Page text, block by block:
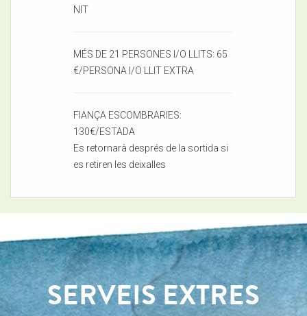
NIT
MÉS DE 21 PERSONES I/O LLITS: 65
€/PERSONA I/O LLIT EXTRA
FIANÇA ESCOMBRARIES:
130€/ESTADA
Es retornarà després de la sortida si
es retiren les deixalles
SERVEIS EXTRES